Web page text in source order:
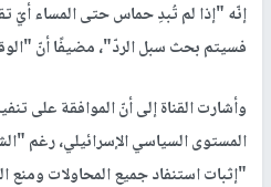
إنّه "إذا لم تُبدِ حماس حتى المساء أيّ
فسيتم بحث سبل الردّ"، مضيفًا أنّ
وأشارت القناة إلى أنّ الموافقة على
المستوى السياسي الإسرائيلي، رغم
"إثبات استنفاد جميع المحاولات ومنع